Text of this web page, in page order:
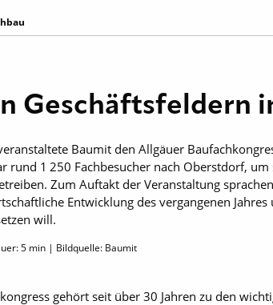
Geschäftsfeldern
Baumit den Allgäuer
rund 1 250 Fachbesucher nach Oberstdorf,
Zum Auftakt der Veranstaltung
Entwicklung des vergangenen
will.
5 min | Bildquelle: Baumit
gehört seit über 30 Jahren zu den